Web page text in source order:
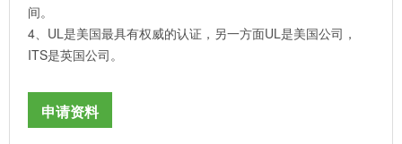
间。
4、UL是美国最具有权威的认证，另一方面UL是美国公司，
ITS是英国公司。
申请资料